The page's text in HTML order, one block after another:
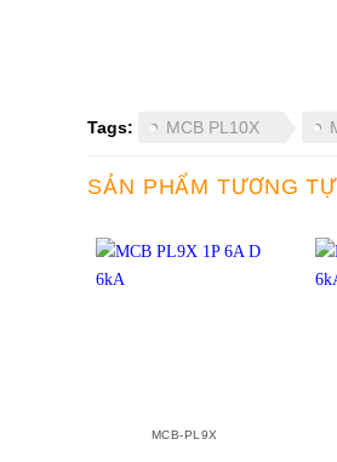
Tags: MCB PL10X
SẢN PHẨM TƯƠNG TỰ
MCB-PL9X